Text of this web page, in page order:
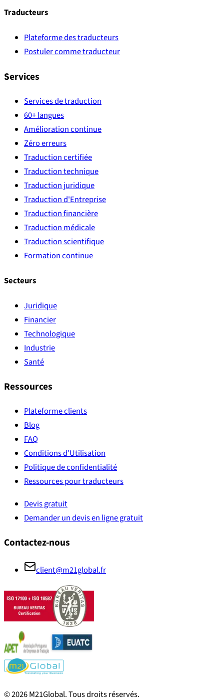
Traducteurs
Plateforme des traducteurs
Postuler comme traducteur
Services
Services de traduction
60+ langues
Amélioration continue
Zéro erreurs
Traduction certifiée
Traduction technique
Traduction juridique
Traduction d'Entreprise
Traduction financière
Traduction médicale
Traduction scientifique
Formation continue
Secteurs
Juridique
Financier
Technologique
Industrie
Santé
Ressources
Plateforme clients
Blog
FAQ
Conditions d'Utilisation
Politique de confidentialité
Ressources pour traducteurs
Devis gratuit
Demander un devis en ligne gratuit
Contactez-nous
client@m21global.fr
©2026M21Global.Tous droits réservés.